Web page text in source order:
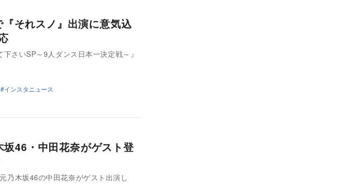
それスノ』出演に意気込
さいSP～9人ダンス日本一決定戦～』
インスタニュース
46・中田花奈がゲスト登
乃木坂46の中田花奈がゲスト出演し